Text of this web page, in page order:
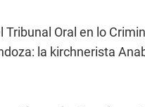
Oral en lo
la kirchnerista